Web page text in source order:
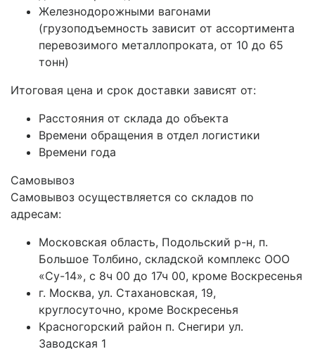
Железнодорожными вагонами
(грузоподъемность зависит от ассортимента
перевозимого металлопроката, от 10 до 65
тонн)
Итоговая цена и срок доставки зависят от:
Расстояния от склада до объекта
Времени обращения в отдел логистики
Времени года
Самовывоз
Самовывоз осуществляется со складов по
адресам:
Московская область, Подольский р-н, п.
Большое Толбино, складской комплекс ООО
«Су-14», с 8ч 00 до 17ч 00, кроме Воскресенья
г. Москва, ул. Стахановская, 19,
круглосуточно, кроме Воскресенья
Красногорский район п. Снегири ул.
Заводская 1